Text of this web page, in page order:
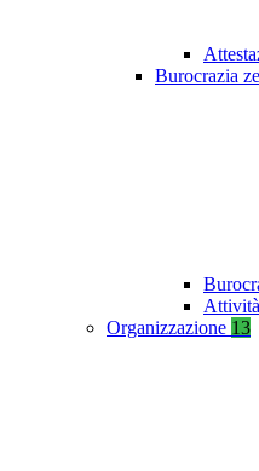
Burocrazia
Organizzazione 13